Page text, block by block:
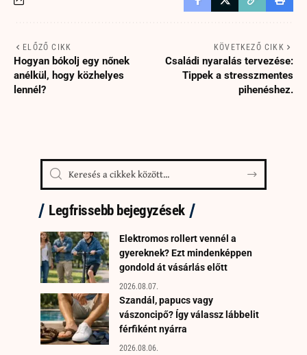
ELŐZŐ CIKK
Hogyan bókolj egy nőnek
anélkül, hogy közhelyes
lennél?
KÖVETKEZŐ CIKK
Családi nyaralás tervezése:
Tippek a stresszmentes
pihenéshez.
Legfrissebb bejegyzések
Elektromos rollert vennél a
gyereknek? Ezt mindenképpen
gondold át vásárlás előtt
2026.08.07.
Szandál, papucs vagy
vászoncipő? Így válassz lábbelit
férfiként nyárra
2026.08.06.